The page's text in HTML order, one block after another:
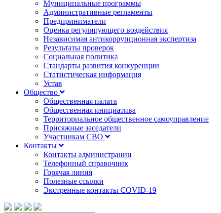
Муниципальные программы
Административные регламенты
Предприниматели
Оценка регулирующего воздействия
Независимая антикоррупционная экспертиза
Результаты проверок
Социальная политика
Стандарты развития конкуренции
Статистическая информация
Устав
Общество
Общественная палата
Общественная инициатива
Территориальное общественное самоуправление
Присяжные заседатели
Участникам СВО
Контакты
Контакты администрации
Телефонный справочник
Горячая линия
Полезные ссылки
Экстренные контакты COVID-19